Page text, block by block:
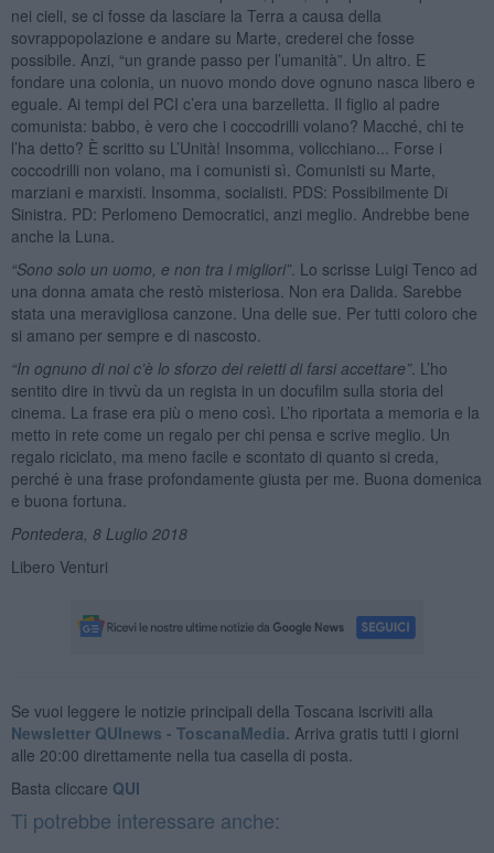
nei cieli, se ci fosse da lasciare la Terra a causa della
sovrappopolazione e andare su Marte, crederei che fosse
possibile. Anzi, “un grande passo per l’umanità”. Un altro. E
fondare una colonia, un nuovo mondo dove ognuno nasca libero e
eguale. Ai tempi del PCI c’era una barzelletta. Il figlio al padre
comunista: babbo, è vero che i coccodrilli volano? Macché, chi te
l’ha detto? È scritto su L’Unità! Insomma, volicchiano... Forse i
coccodrilli non volano, ma i comunisti sì. Comunisti su Marte,
marziani e marxisti. Insomma, socialisti. PDS: Possibilmente Di
Sinistra. PD: Perlomeno Democratici, anzi meglio. Andrebbe bene
anche la Luna.
“Sono solo un uomo, e non tra i migliori”. Lo scrisse Luigi Tenco ad
una donna amata che restò misteriosa. Non era Dalida. Sarebbe
stata una meravigliosa canzone. Una delle sue. Per tutti coloro che
si amano per sempre e di nascosto.
“In ognuno di noi c’è lo sforzo dei reietti di farsi accettare”. L’ho
sentito dire in tivvù da un regista in un docufilm sulla storia del
cinema. La frase era più o meno così. L’ho riportata a memoria e la
metto in rete come un regalo per chi pensa e scrive meglio. Un
regalo riciclato, ma meno facile e scontato di quanto si creda,
perché è una frase profondamente giusta per me. Buona domenica
e buona fortuna.
Pontedera, 8 Luglio 2018
Libero Venturi
Se vuoi leggere le notizie principali della Toscana iscriviti alla
Newsletter QUInews - ToscanaMedia. Arriva gratis tutti i giorni
alle 20:00 direttamente nella tua casella di posta.
Basta cliccare QUI
Ti potrebbe interessare anche: